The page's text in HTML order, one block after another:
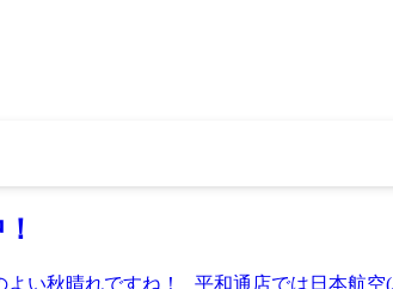
秋晴れですね！ 平和通店では日本航空